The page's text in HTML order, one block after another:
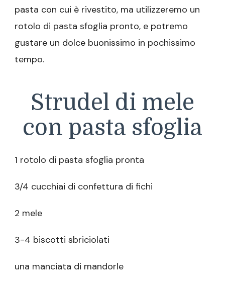
pasta con cui è rivestito, ma utilizzeremo un
rotolo di pasta sfoglia pronto, e potremo
gustare un dolce buonissimo in pochissimo
tempo.
Strudel di mele
con pasta sfoglia
1 rotolo di pasta sfoglia pronta
3/4 cucchiai di confettura di fichi
2 mele
3-4 biscotti sbriciolati
una manciata di mandorle